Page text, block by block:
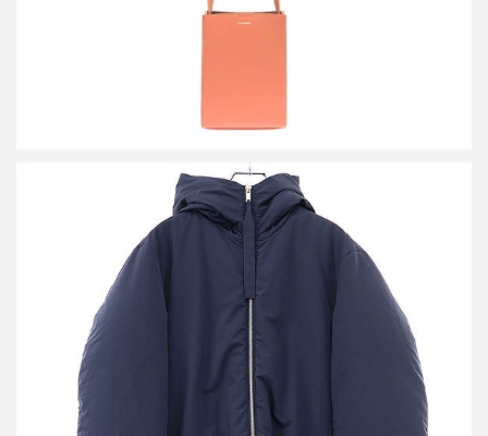
ジルサンダープラス 22AW フーデッドダウンジャケット
J40AF0009 J70008
買取金額42,000円
詳しく見る